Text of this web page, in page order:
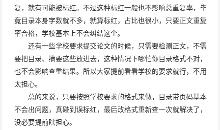
复，就有可能被标红。不过这种标红一般也不影响总重复率，毕
竟目录本身字数就不多，就算标红，占比也很小，只要正文重复
率合格，学校基本上不会纠结这个。
还有一些学校要求提交论文的时候，只需要检测正文，不需
要把目录、摘要这些放进去，这种情况下哪怕你目录格式不对，
也不会影响查重结果。所以大家提前看看学校的要求就行，不用
太担心。
总的来说，只要按照学校要求的格式来做，目录带页码基本
不会出问题，真碰到误标红，最后改格式重新查一次就解决了，
没必要提前瞎担心。